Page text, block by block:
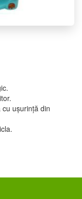
ușurință din